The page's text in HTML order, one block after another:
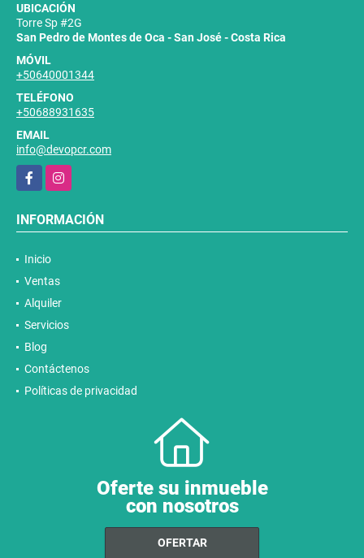
UBICACIÓN
Torre Sp #2G
San Pedro de Montes de Oca - San José - Costa Rica
MÓVIL
+50640001344
TELÉFONO
+50688931635
EMAIL
info@devopcr.com
FacebookInstagram
INFORMACIÓN
Inicio
Ventas
Alquiler
Servicios
Blog
Contáctenos
Políticas de privacidad
Oferte su inmueble
con nosotros
OFERTAR